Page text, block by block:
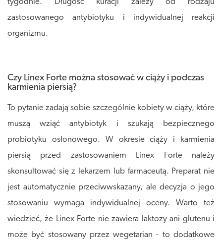
tygodnie. Długość kuracji zależy od rodzaju
zastosowanego antybiotyku i indywidualnej reakcji
organizmu.
Czy Linex Forte można stosować w ciąży i podczas
karmienia piersią?
To pytanie zadają sobie szczególnie kobiety w ciąży, które
muszą wziąć antybiotyk i szukają bezpiecznego
probiotyku osłonowego. W okresie ciąży i karmienia
piersią przed zastosowaniem Linex Forte należy
skonsultować się z lekarzem lub farmaceutą. Preparat nie
jest automatycznie przeciwwskazany, ale decyzja o jego
stosowaniu wymaga indywidualnej oceny. Warto też
wiedzieć, że Linex Forte nie zawiera laktozy ani glutenu i
może być stosowany przez wegetarian - to dodatkowe